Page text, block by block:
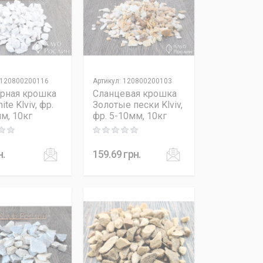
120800200116
крошка
Klviv, фр.
10кг
of 5
Артикул: 120800200103
Сланцевая крошка
Золотые пески Klviv,
фр. 5-10мм, 10кг
Rating: 0 out of 5
159.69грн.